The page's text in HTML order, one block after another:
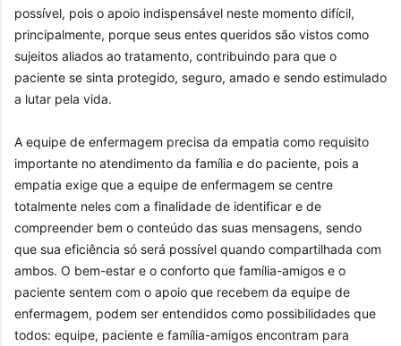
possível, pois o apoio indispensável neste momento difícil,
principalmente, porque seus entes queridos são vistos como
sujeitos aliados ao tratamento, contribuindo para que o
paciente se sinta protegido, seguro, amado e sendo estimulado
a lutar pela vida.
A equipe de enfermagem precisa da empatia como requisito
importante no atendimento da família e do paciente, pois a
empatia exige que a equipe de enfermagem se centre
totalmente neles com a finalidade de identificar e de
compreender bem o conteúdo das suas mensagens, sendo
que sua eficiência só será possível quando compartilhada com
ambos. O bem-estar e o conforto que família-amigos e o
paciente sentem com o apoio que recebem da equipe de
enfermagem, podem ser entendidos como possibilidades que
todos: equipe, paciente e família-amigos encontram para